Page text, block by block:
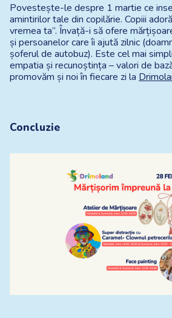
Povestește-le despre 1 martie ce
amintirilor tale din copilărie. Copiii
vremea ta”. Învață-i să ofere
și persoanelor care îi ajută zilnic
șoferul de autobuz). Este cel mai
empatia și recunoștința – valori de
promovăm și noi în fiecare zi la
Concluzie